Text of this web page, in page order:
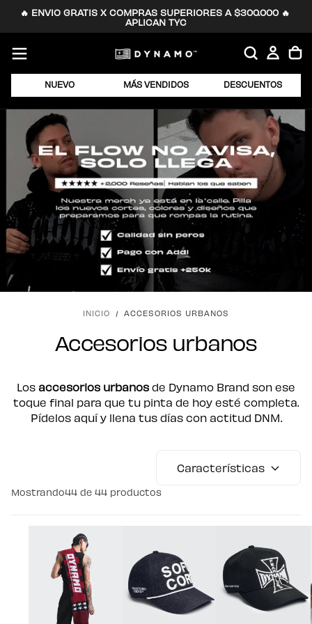
🔥 ENVIO GRATIS X COMPRAS SUPERIORES A $300.000 🔥
APLICAN TYC
SALTAR
NUEVO MÁS VENDIDOS DESCUENTOS
INICIO / ACCESORIOS URBANOS
Accesorios urbanos
Los accesorios urbanosde Dynamo Brand son ese
toque final para que tu pinta de hoy esté completa.
Pídelos aquí y llena tus días con actitud DNM.
Características
Mostrando44 de 44 productos